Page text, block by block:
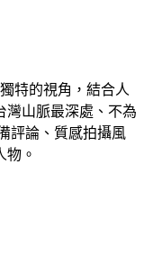
特的視角，結合人
灣山脈最深處、不為
評論、質感拍攝風
物。